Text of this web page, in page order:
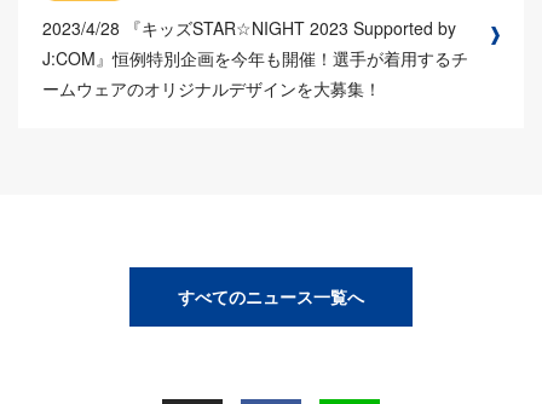
2023/4/28
『キッズSTAR☆NIGHT 2023 Supported by
J:COM』恒例特別企画を今年も開催！選手が着用するチ
ームウェアのオリジナルデザインを大募集！
すべてのニュース一覧へ